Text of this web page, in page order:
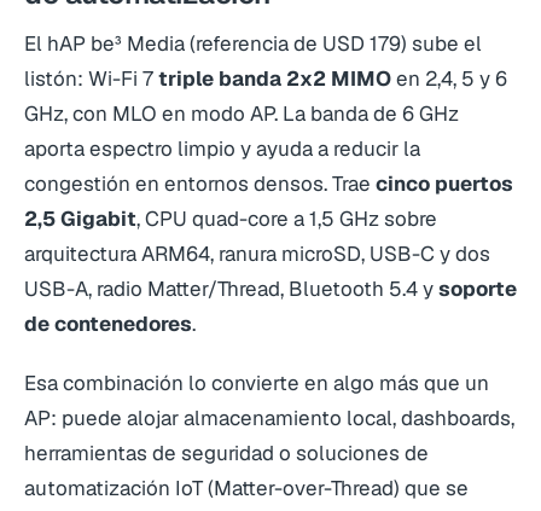
El hAP be³ Media (referencia de USD 179) sube el
listón: Wi-Fi 7triple banda 2x2 MIMOen 2,4, 5 y 6
GHz, con MLO en modo AP. La banda de 6 GHz
aporta espectro limpio y ayuda a reducir la
congestión en entornos densos. Trae cinco puertos
2,5 Gigabit, CPU quad-core a 1,5 GHz sobre
arquitectura ARM64, ranura microSD, USB-C y dos
USB-A, radio Matter/Thread, Bluetooth 5.4 ysoporte
de contenedores.
Esa combinación lo convierte en algo más que un
AP: puede alojar almacenamiento local, dashboards,
herramientas de seguridad o soluciones de
automatización IoT (Matter-over-Thread) que se